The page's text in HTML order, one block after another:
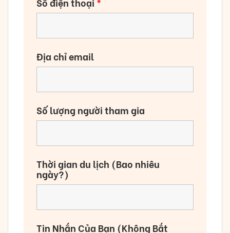
Địa chỉ email
Số lượng người tham gia
Thời gian du lịch (Bao nhiêu
ngày?)
Tin Nhắn Của Bạn (Không Bắt